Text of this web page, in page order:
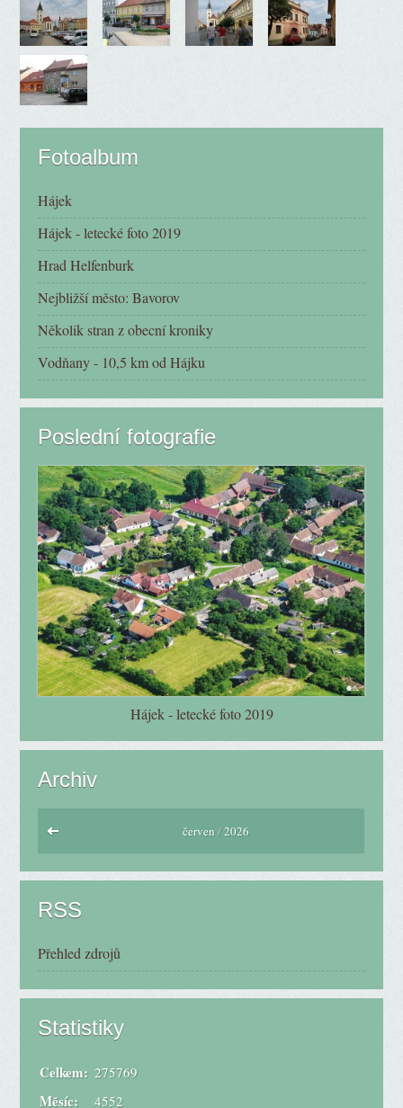
Fotoalbum
Hájek
Hájek - letecké foto 2019
Hrad Helfenburk
Nejbližší město: Bavorov
Několik stran z obecní kroniky
Vodňany - 10,5 km od Hájku
Poslední fotografie
Hájek - letecké foto 2019
Archiv
červen /2026
RSS
Přehled zdrojů
Statistiky
Celkem: 275769
Měsíc: 4552